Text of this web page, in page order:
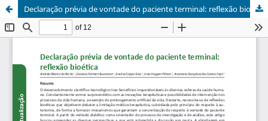
Declaração prévia de vontade do paciente terminal: reflexão bioética